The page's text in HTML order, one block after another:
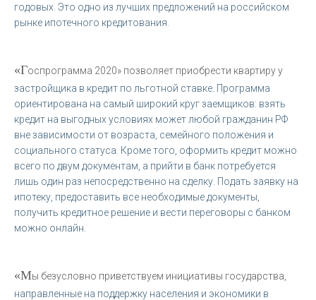
годовых. Это одно из лучших предложений на российском
рынке ипотечного кредитования.
«Госпрограмма 2020» позволяет приобрести квартиру у
застройщика в кредит по льготной ставке. Программа
ориентирована на самый широкий круг заемщиков: взять
кредит на выгодных условиях может любой гражданин РФ
вне зависимости от возраста, семейного положения и
социального статуса. Кроме того, оформить кредит можно
всего по двум документам, а прийти в банк потребуется
лишь один раз непосредственно на сделку. Подать заявку на
ипотеку, предоставить все необходимые документы,
получить кредитное решение и вести переговоры с банком
можно онлайн.
«Мы безусловно приветствуем инициативы государства,
направленные на поддержку населения и экономики в